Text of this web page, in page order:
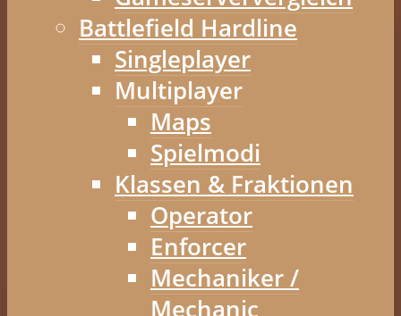
Battlefield Hardline
Singleplayer
Multiplayer
Maps
Spielmodi
Klassen & Fraktionen
Operator
Enforcer
Mechaniker /
Mechanic